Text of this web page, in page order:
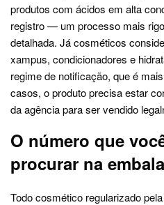
produtos com ácidos em alta
registro — um processo mais
detalhada. Já cosméticos
xampus, condicionadores e
regime de notificação, que é
casos, o produto precisa estar
da agência para ser vendido
O número que
procurar na
Todo cosmético regularizado